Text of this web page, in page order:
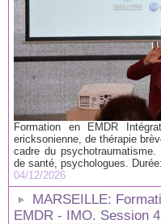
Formation en EMDR
ericksonienne, de thérapie
cadre du
de santé, psychologues.
04/12/2026
MARSEILLE:
EMDR - IMO. Session 4